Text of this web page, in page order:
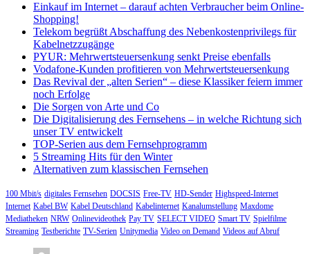
Einkauf im Internet – darauf achten Verbraucher beim Online-
Shopping!
Telekom begrüßt Abschaffung des Nebenkostenprivilegs für
Kabelnetzzugänge
PYUR: Mehrwertsteuersenkung senkt Preise ebenfalls
Vodafone-Kunden profitieren von Mehrwertsteuersenkung
Das Revival der „alten Serien“ – diese Klassiker feiern immer
noch Erfolge
Die Sorgen von Arte und Co
Die Digitalisierung des Fernsehens – in welche Richtung sich
unser TV entwickelt
TOP-Serien aus dem Fernsehprogramm
5 Streaming Hits für den Winter
Alternativen zum klassischen Fernsehen
100 Mbit/s digitales Fernsehen DOCSIS Free-TV HD-Sender Highspeed-Internet
Internet Kabel BW Kabel Deutschland Kabelinternet Kanalumstellung Maxdome
Mediatheken NRW Onlinevideothek Pay TV SELECT VIDEO Smart TV Spielfilme
Streaming Testberichte TV-Serien Unitymedia Video on Demand Videos auf Abruf